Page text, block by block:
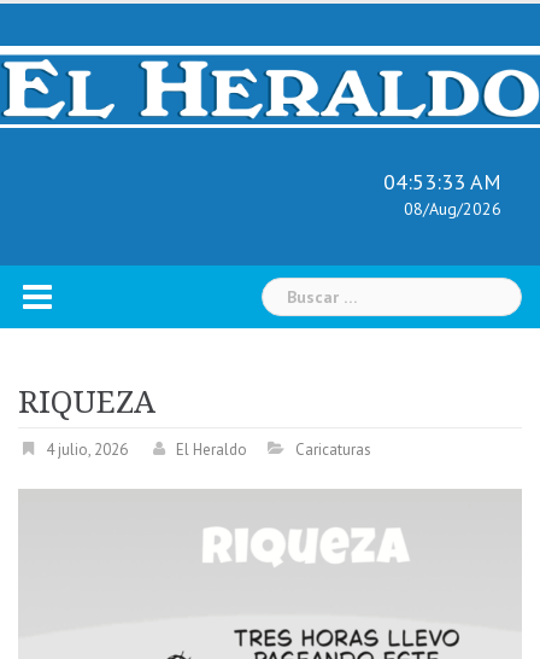
Skip
content
04:53:34 AM
08/Aug/2026
Buscar:
RIQUEZA
4 julio, 2026 El Heraldo Caricaturas